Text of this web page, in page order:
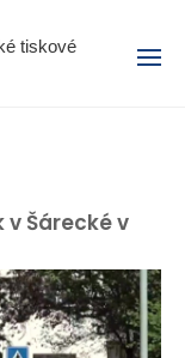
tiskové
Menu
v Šárecké v